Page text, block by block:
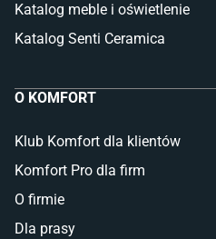
Katalog meble i oświetlenie
Katalog Senti Ceramica
O KOMFORT
Klub Komfort dla klientów
Komfort Pro dla firm
O firmie
Dla prasy